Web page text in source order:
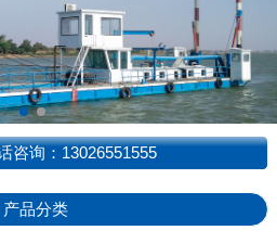
咨询：13026551555
产品分类